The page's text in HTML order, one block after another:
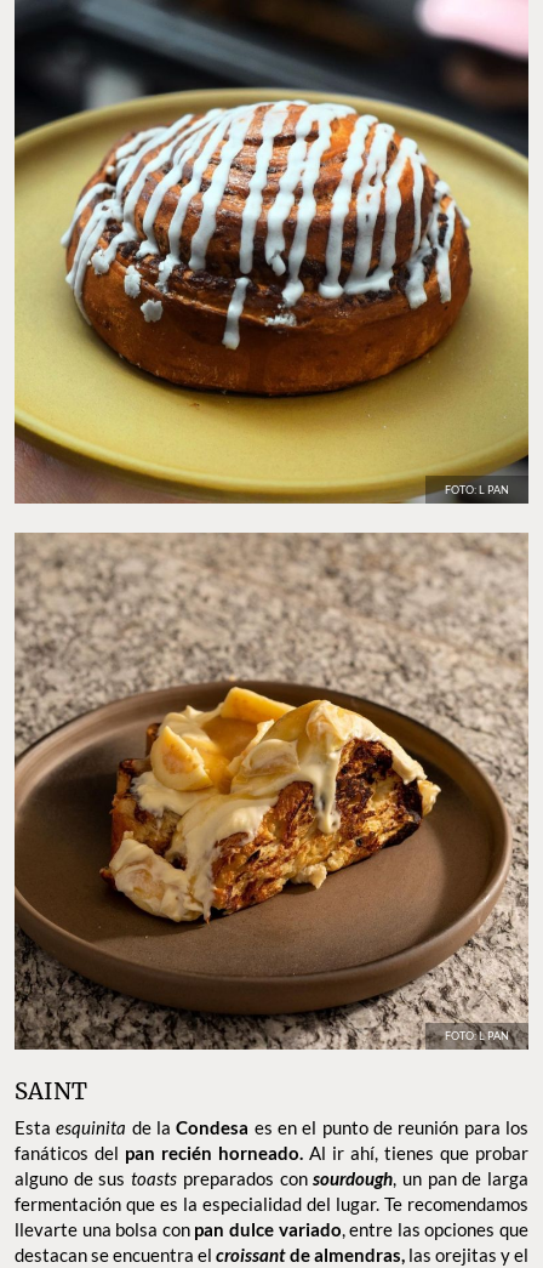
FOTO: L PAN
FOTO: L PAN
SAINT
Estaesquinita de laCondesa es en el punto de reunión para los
fanáticos del pan recién horneado. Al ir ahí, tienes que probar
alguno de sustoasts preparados consourdough, un pan de larga
fermentación que es la especialidad del lugar. Te recomendamos
llevarte una bolsa conpan dulce variado, entre las opciones que
destacan se encuentra elcroissantde almendras,las orejitas y el